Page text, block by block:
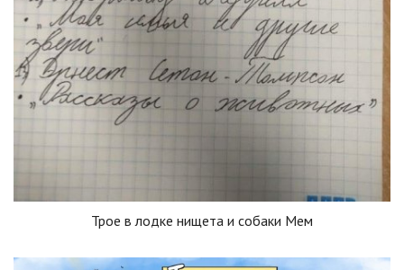
Трое в лодке нищета и собаки Мем